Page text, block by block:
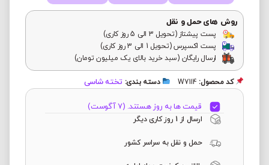
روش های حمل و نقل
پست پیشتاز (تحویل 3 الی 5 روز کاری)
پست اکسپرس (تحویل 1 الی 3 روز کاری)
ارسال رایگان (سبد خرید بالای یک میلیون تومان)
کد محصول: W7114 دسته بندی: تخته شاسی
قیمت ها به روز هستند. (7 آگوست)
ارسال از 1 روز کاری دیگر
حمل و نقل به سراسر کشور